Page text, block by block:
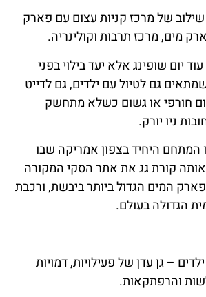
שילוב של מרכז קניות עצום עם פארק
מים, מרכז תרבות וקולינריה.
יום שופינג אלא יעד בילוי בפני
גם לטיול עם ילדים, גם לדייט
חורפי או גשום כשלא מתחשק
ניו יורק.
המתחם היחיד בצפון אמריקה שבו
קורת גג את אתר הסקי המקורה
המים הגדול ביותר ביבשת, ורכבת
הגדולה בעולם.
– גן עדן של פעילויות, דמויות
והרפתקאות.